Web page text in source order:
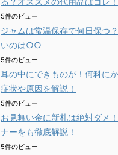
5件のビュー
ジャムは常温保存で何日保つ
いのは○○
5件のビュー
耳の中にできものが！何科に
症状や原因を解説！
5件のビュー
お見舞い金に新札は絶対ダメ
ナーをも徹底解説！
5件のビュー